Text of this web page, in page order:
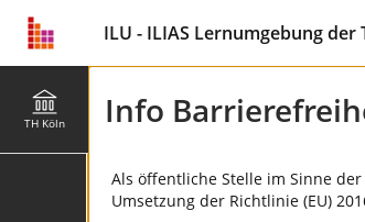
ILU - ILIAS Lernumgebung der
TH Köln Info
Als öffentliche Stelle im Sinne
Umsetzung der Richtlinie (EU)